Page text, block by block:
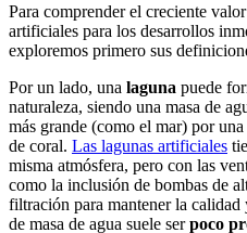
Para comprender el creciente
artificiales para los desarrollos
exploremos primero sus
Por un lado, una laguna puede
naturaleza, siendo una masa de
más grande (como el mar) por
de coral. Las lagunas artificiales
misma atmósfera, pero con las
como la inclusión de bombas de
filtración para mantener la
de masa de agua suele serpoco